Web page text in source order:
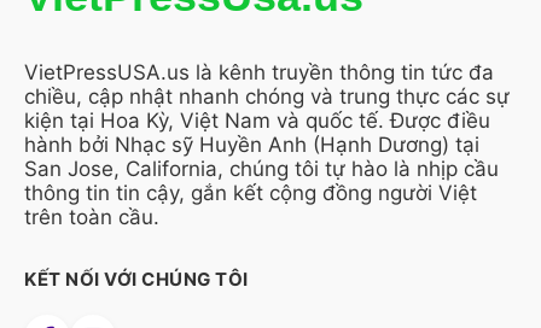
VietPressUSA.us là kênh truyền thông tin tức đa
chiều, cập nhật nhanh chóng và trung thực các sự
kiện tại Hoa Kỳ, Việt Nam và quốc tế. Được điều
hành bởi Nhạc sỹ Huyền Anh (Hạnh Dương) tại
San Jose, California, chúng tôi tự hào là nhịp cầu
thông tin tin cậy, gắn kết cộng đồng người Việt
trên toàn cầu.
KẾT NỐI VỚI CHÚNG TÔI